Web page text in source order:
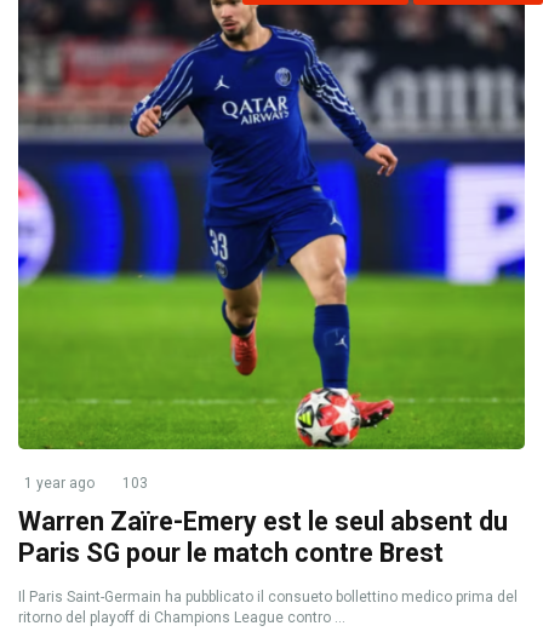
1 year ago 103
Warren Zaïre-Emery est le seul absent du
Paris SG pour le match contre Brest
Il Paris Saint-Germain ha pubblicato il consueto bollettino medico prima del
ritorno del playoff di Champions League contro ...